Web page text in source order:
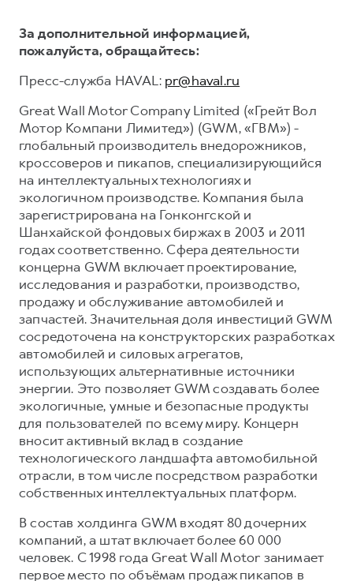
За дополнительной информацией,
пожалуйста, обращайтесь:
Пресс-служба HAVAL: pr@haval.ru
Great Wall Motor Company Limited («Грейт Вол
Мотор Компани Лимитед») (GWM, «ГВМ») -
глобальный производитель внедорожников,
кроссоверов и пикапов, специализирующийся
на интеллектуальных технологиях и
экологичном производстве. Компания была
зарегистрирована на Гонконгской и
Шанхайской фондовых биржах в 2003 и 2011
годах соответственно. Сфера деятельности
концерна GWM включает проектирование,
исследования и разработки, производство,
продажу и обслуживание автомобилей и
запчастей. Значительная доля инвестиций GWM
сосредоточена на конструкторских разработках
автомобилей и силовых агрегатов,
использующих альтернативные источники
энергии. Это позволяет GWM создавать более
экологичные, умные и безопасные продукты
для пользователей по всему миру. Концерн
вносит активный вклад в создание
технологического ландшафта автомобильной
отрасли, в том числе посредством разработки
собственных интеллектуальных платформ.
В состав холдинга GWM входят 80 дочерних
компаний, а штат включает более 60 000
человек. С 1998 года Great Wall Motor занимает
первое место по объёмам продаж пикапов в